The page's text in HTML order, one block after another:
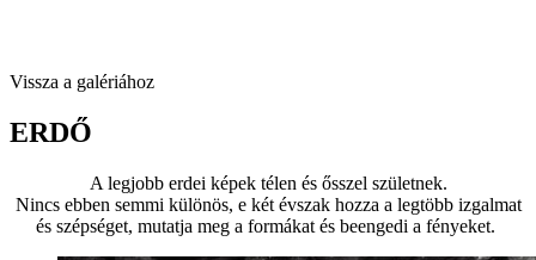
Vissza a galériához
ERDŐ
A legjobb erdei képek télen és ősszel születnek.
Nincs ebben semmi különös, e két évszak hozza a legtöbb izgalmat
és szépséget, mutatja meg a formákat és beengedi a fényeket.